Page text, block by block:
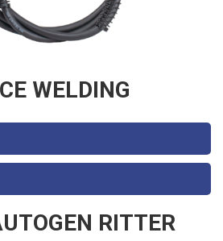
WELDING
RITTER